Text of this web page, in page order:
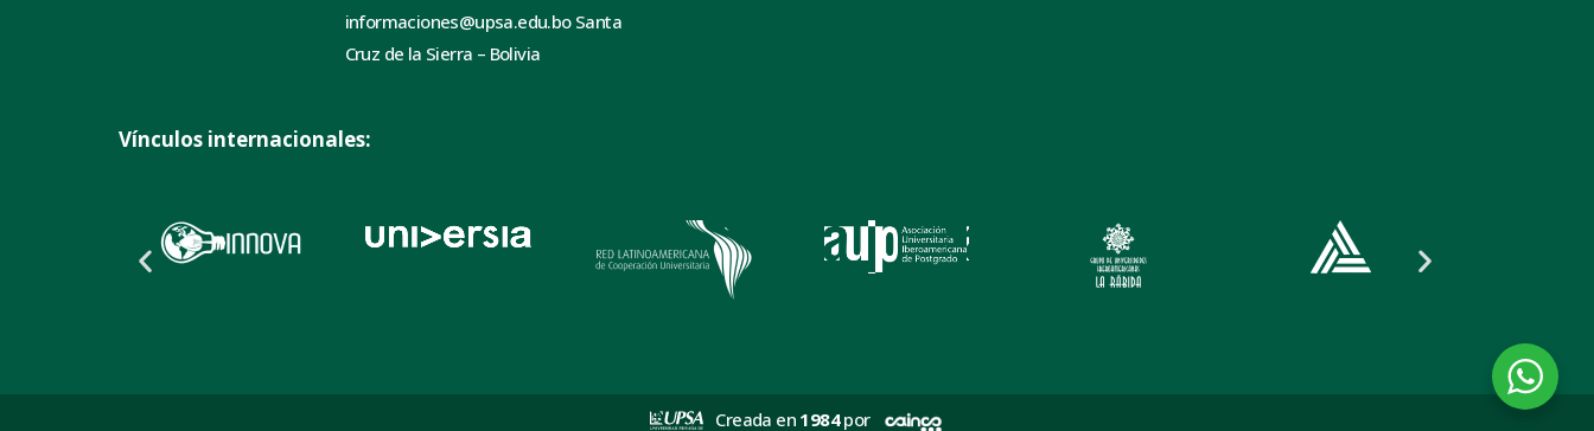
informaciones@upsa.edu.bo Santa
Cruz de la Sierra – Bolivia
Vínculos internacionales:
Creada en 1984por